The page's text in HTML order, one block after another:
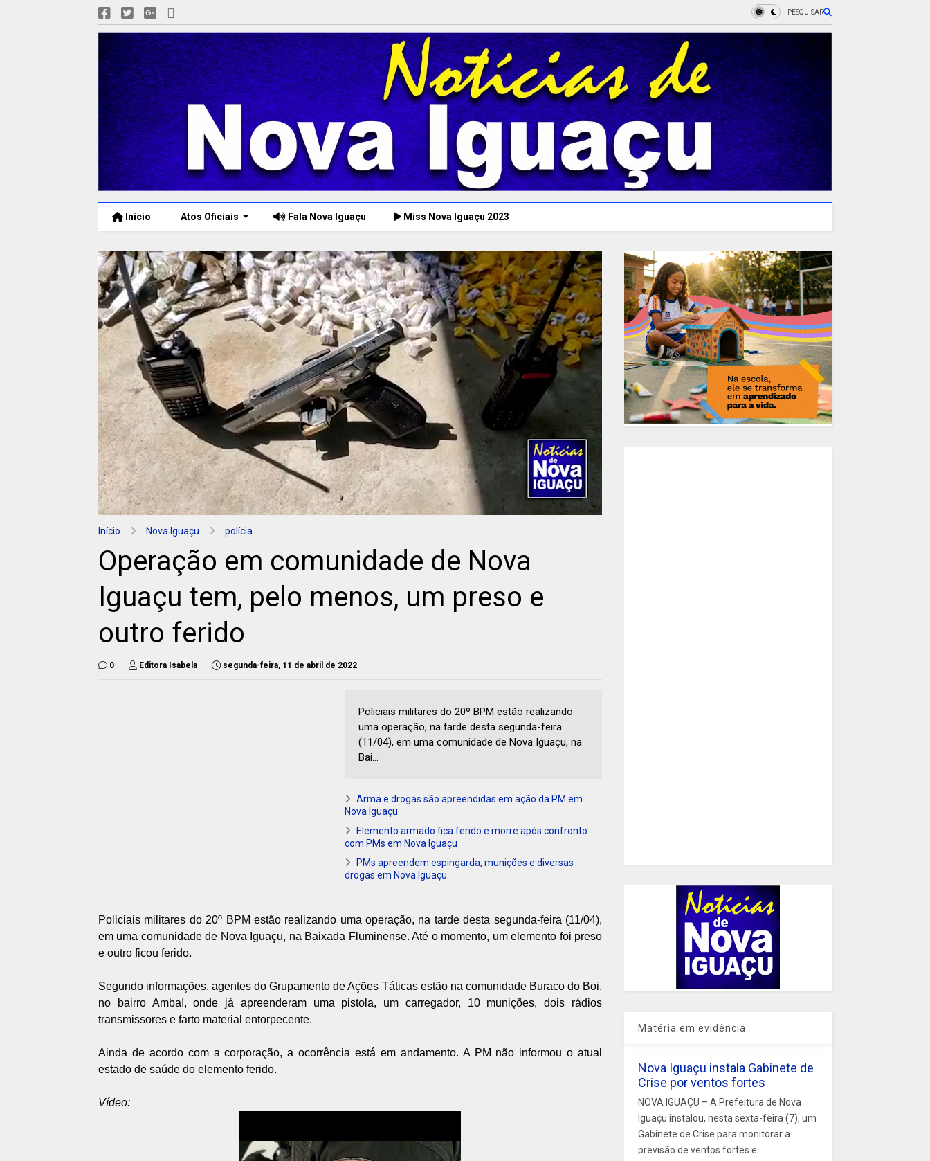
PESQUISAR
Início Atos Oficiais Fala Nova Iguaçu Miss Nova Iguaçu 2023
Início Nova Iguaçu polícia
Operação em comunidade de Nova
Iguaçu tem, pelo menos, um preso e
outro ferido
0 Editora Isabela segunda-feira, 11 de abril de 2022
Policiais militares do 20º BPM estão realizando
uma operação, na tarde desta segunda-feira
(11/04), em uma comunidade de Nova Iguaçu, na
Bai...
Arma e drogas são apreendidas em ação da PM em
Nova Iguaçu
Elemento armado fica ferido e morre após confronto
com PMs em Nova Iguaçu
PMs apreendem espingarda, munições e diversas
drogas em Nova Iguaçu
Policiais militares do 20º BPM estão realizando uma operação, na tarde desta segunda-feira (11/04),
em uma comunidade de Nova Iguaçu, na Baixada Fluminense. Até o momento, um elemento foi preso
e outro ficou ferido.
Segundo informações, agentes do Grupamento de Ações Táticas estão na comunidade Buraco do Boi,
no bairro Ambaí, onde já apreenderam uma pistola, um carregador, 10 munições, dois rádios
transmissores e farto material entorpecente.
Ainda de acordo com a corporação, a ocorrência está em andamento. A PM não informou o atual
estado de saúde do elemento ferido.
Vídeo:
Matéria em evidência
Nova Iguaçu instala Gabinete de
Crise por ventos fortes
NOVA IGUAÇU – A Prefeitura de Nova
Iguaçu instalou, nesta sexta-feira (7), um
Gabinete de Crise para monitorar a
previsão de ventos fortes e...